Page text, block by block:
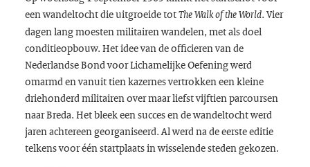
een wandeltocht die uitgroeide totThe Walk of the World. Vier
dagen lang moesten militairen wandelen, met als doel
conditieopbouw. Het idee van de officieren van de
Nederlandse Bond voor Lichamelijke Oefening werd
omarmd en vanuit tien kazernes vertrokken een kleine
driehonderd militairen over maar liefst vijftien parcoursen
naar Breda. Het bleek een succes en de wandeltocht werd
jaren achtereen georganiseerd. Al werd na de eerste editie
telkens voor één startplaats in wisselende steden gekozen.